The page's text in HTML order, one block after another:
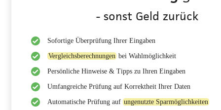
- sonst Geld zurück
Sofortige Überprüfung Ihrer Eingaben
Vergleichsberechnungenbei Wahlmöglichkeit
Persönliche Hinweise & Tipps zu Ihren Eingaben
Umfangreiche Prüfung auf Korrektheit Ihrer Daten
Automatische Prüfung auf ungenutzte Sparmöglichkeiten